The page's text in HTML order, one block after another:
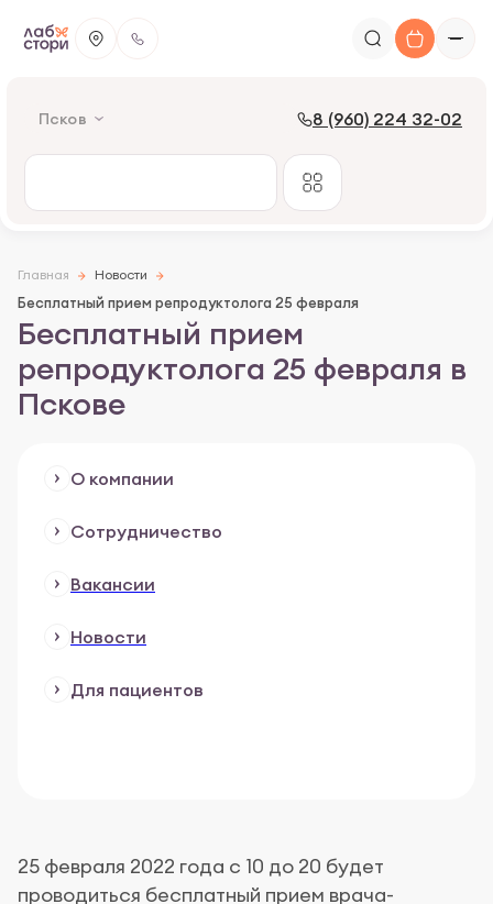
Псков 8 (960) 224 32-02
Главная Новости
Бесплатный прием репродуктолога 25 февраля
Бесплатный прием
репродуктолога 25 февраля в
Пскове
О компании
Сотрудничество
Вакансии
Новости
Для пациентов
25 февраля 2022 года с 10 до 20 будет
проводиться бесплатный прием врача-